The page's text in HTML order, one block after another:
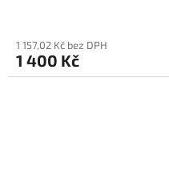
1 157,02 Kč bez DPH
1 400 Kč